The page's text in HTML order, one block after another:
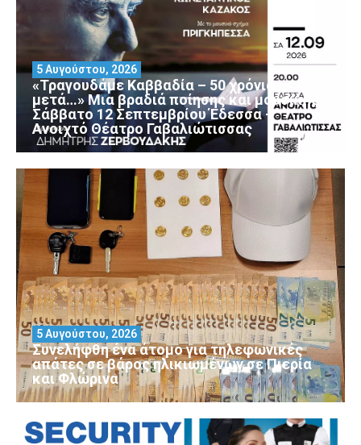
«Τραγουδάμε Καββαδία – 50 χρόνια
μετά…» Μια βραδιά ποίησης και μουσικής
Σάββατο 12 Σεπτεμβρίου Έδεσσα –
Ανοιχτό Θέατρο Γαβαλιώτισσας
5 Αυγούστου, 2026
Συνελήφθη ένα άτομο για τηλεφωνικές
απάτες σε βάρος ηλικιωμένων σε Πιερία
και Φλώρινα
5 Αυγούστου, 2026